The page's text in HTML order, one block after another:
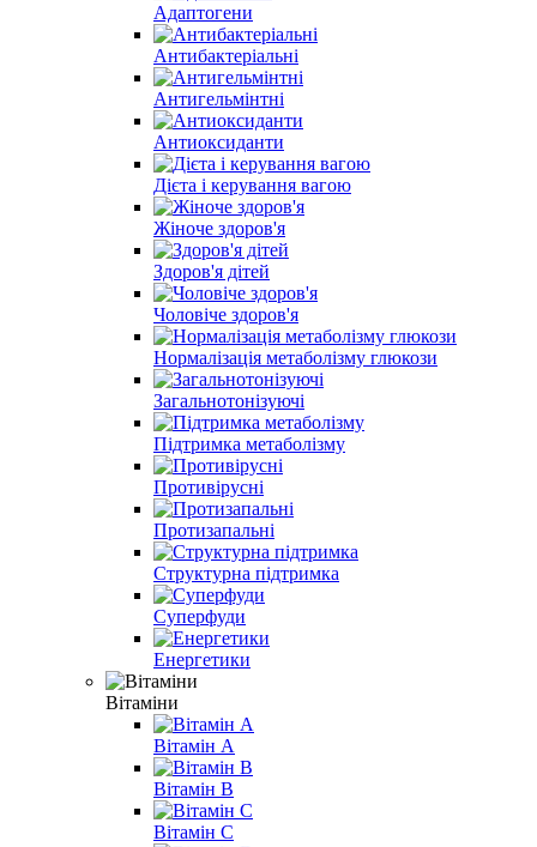
Адаптогени
Антибактеріальні
Антигельмінтні
Антиоксиданти
Дієта і керування вагою
Жіноче здоров'я
Здоров'я дітей
Чоловіче здоров'я
Нормалізація метаболізму глюкози
Загальнотонізуючі
Підтримка метаболізму
Противірусні
Протизапальні
Структурна підтримка
Суперфуди
Енергетики
Вітаміни
Вітамін A
Вітамін B
Вітамін С